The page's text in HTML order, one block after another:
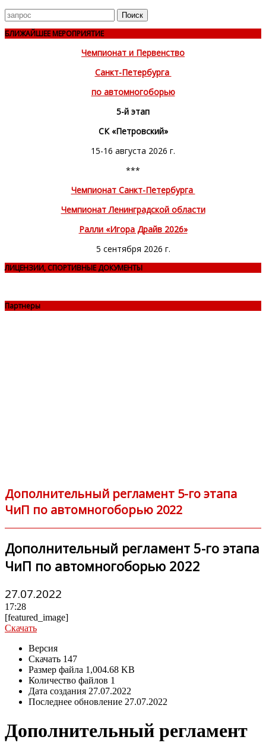
Поиск
для
БЛИЖАЙШЕЕ МЕРОПРИЯТИЕ
Чемпионат и Первенство
Санкт-Петербурга
по автомногоборью
5-й этап
СК «Петровский»
15-16 августа 2026 г.
***
Чемпионат Санкт-Петербурга
Чемпионат Ленинградской области
Ралли «Игора Драйв 2026»
5 сентября 2026 г.
ЛИЦЕНЗИИ, СПОРТИВНЫЕ ДОКУМЕНТЫ
Партнеры
Дополнительный регламент 5-го этапа
ЧиП по автомногоборью 2022
Дополнительный регламент 5-го этапа
ЧиП по автомногоборью 2022
27.07.2022
17:28
[featured_image]
Скачать
Версия
Скачать 147
Размер файла 1,004.68 KB
Количество файлов 1
Дата создания 27.07.2022
Последнее обновление 27.07.2022
Дополнительный регламент